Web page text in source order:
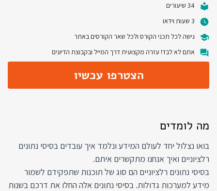
מה לומדים
בואו נצלול יחד לעולם המידע ונלמד איך עובדים בסיסי נתונים
רלציוניים ואיך אנחנו מתקשרים איתם.
בסיסי נתונים רלציוניים הם סוג של תוכנות שתפקידם לשמור
מידע למערכות גדולות. בסיסי נתונים אלה החלו את דרכם בשנות
34 שיעורים
3 שעות וידאו
גישה לכל תכני הקורס ולכל שאר הקורסים באתר
אתם לא לבד! עזרה מקצועית דרך המייל ובקבוצת הדיונים
הצטרפו עכשיו